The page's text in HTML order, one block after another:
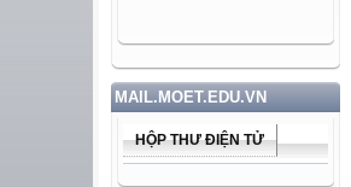
MAIL.MOET.EDU.VN
HỘP THƯ ĐIỆN TỬ